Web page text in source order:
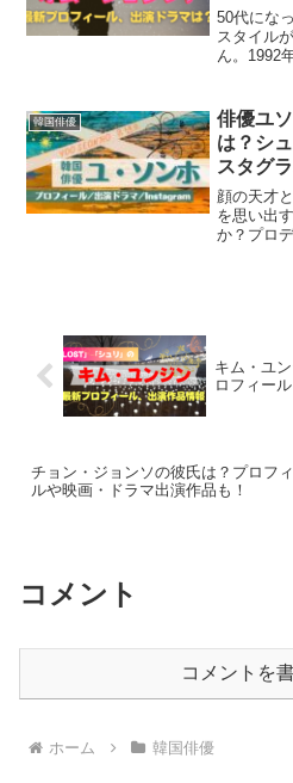
も！
50代にな
スタイル
ん。1992
て、また
ジョンフ
韓国俳優
俳優ユ
は？シ
スタグ
顔の天才
を思い出
か？プロ
キム・ユ
ロフィー
チョン・ジョンソの彼氏は？プロフ
ルや映画・ドラマ出演作品も！
コメント
コメントを
ホーム 韓国俳優